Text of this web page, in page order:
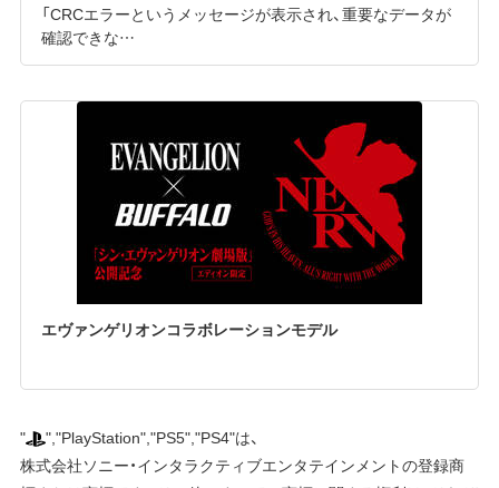
「CRCエラーというメッセージが表示され、重要なデータが
確認できな…
エヴァンゲリオンコラボレーションモデル
" ","PlayStation","PS5","PS4"は、
株式会社ソニー・インタラクティブエンタテインメントの登録商